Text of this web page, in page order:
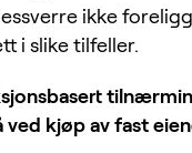
ikke
i slike tilfeller.
ved kjøp av fast